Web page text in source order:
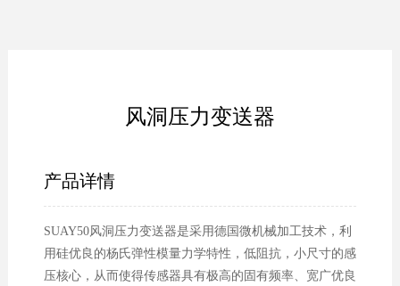
风洞压力变送器
产品详情
SUAY50风洞压力变送器是采用德国微机械加工技术，利
用硅优良的杨氏弹性模量力学特性，低阻抗，小尺寸的感
压核心，从而使得传感器具有极高的固有频率、宽广优良